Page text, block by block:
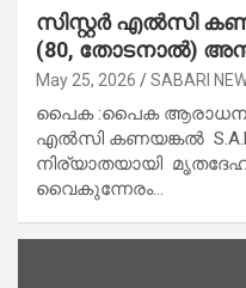
സിസ്റ്റർ എൽസി
(80, തോടനാൽ)
May 25, 2026 SABARI
പൈക :പൈക ആരാധനാ
എൽസി കണയങ്കൽ
നിര്യാതയായി മൃതദേഹം
വൈകുന്നേരം…